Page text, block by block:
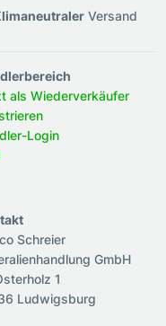
Versand
als Wiederverkäufer
Login
Schreier
GmbH
1
Ludwigsburg